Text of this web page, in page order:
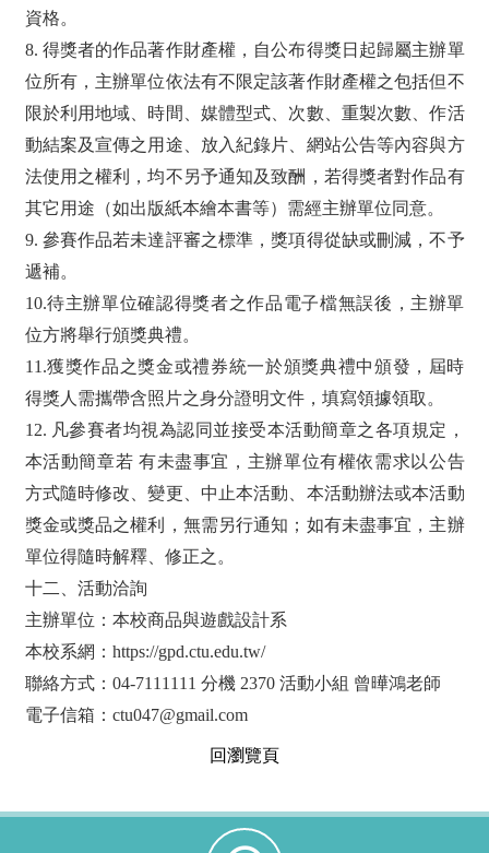
資格。
8. 得獎者的作品著作財產權，自公布得獎日起歸屬主辦單
位所有，主辦單位依法有不限定該著作財產權之包括但不
限於利用地域、時間、媒體型式、次數、重製次數、作活
動結案及宣傳之用途、放入紀錄片、網站公告等內容與方
法使用之權利，均不另予通知及致酬，若得獎者對作品有
其它用途（如出版紙本繪本書等）需經主辦單位同意。
9. 參賽作品若未達評審之標準，獎項得從缺或刪減，不予
遞補。
10.待主辦單位確認得獎者之作品電子檔無誤後，主辦單
位方將舉行頒獎典禮。
11.獲獎作品之獎金或禮券統一於頒獎典禮中頒發，屆時
得獎人需攜帶含照片之身分證明文件，填寫領據領取。
12. 凡參賽者均視為認同並接受本活動簡章之各項規定，
本活動簡章若 有未盡事宜，主辦單位有權依需求以公告
方式隨時修改、變更、中止本活動、本活動辦法或本活動
獎金或獎品之權利，無需另行通知；如有未盡事宜，主辦
單位得隨時解釋、修正之。
十二、活動洽詢
主辦單位：本校商品與遊戲設計系
本校系網：https://gpd.ctu.edu.tw/
聯絡方式：04-7111111 分機 2370 活動小組 曾曄鴻老師
電子信箱：ctu047@gmail.com
回瀏覽頁